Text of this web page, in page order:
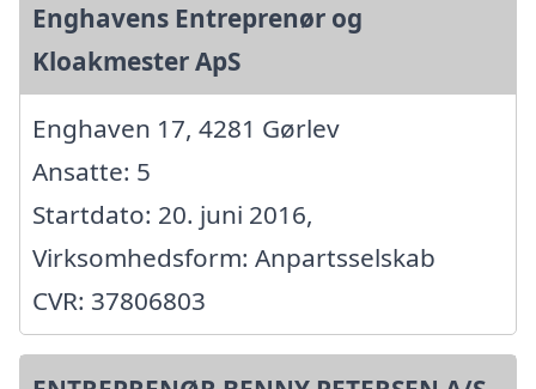
Enghavens Entreprenør og
Kloakmester ApS
Enghaven 17, 4281 Gørlev
Ansatte: 5
Startdato: 20. juni 2016,
Virksomhedsform: Anpartsselskab
CVR: 37806803